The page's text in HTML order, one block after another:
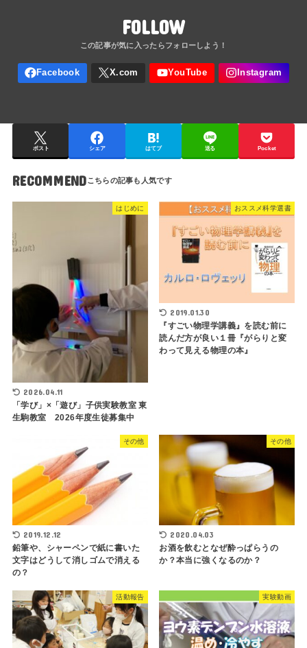
FOLLOW
ポスト シェア はてブ 送る Pocket
RECOMMEND
はじめに
2026.04.11
「学び」×「遊び」子供実験教室 東
生駒教室 2026年度生徒募集中
おススメ科学選書
2019.01.30
『すごい物理学講義』を読む前に
読んだ方が良い１冊『がらりと変
わって見える物理の本』
その他
2019.12.12
鉛筆や、シャーペンで紙に書いた
文字はどうして消しゴムで消える
の？
その他
2020.04.03
お酒を飲むとなぜ酔っぱらうの
か？本当に強くなるのか？
活動報告 実験動画